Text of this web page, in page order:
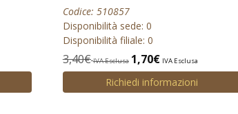
Codice: 510857
Disponibilità sede: 0
Disponibilità filiale: 0
3,40€ IVA Esclusa 1,70€ IVA Esclusa
Richiedi informazioni